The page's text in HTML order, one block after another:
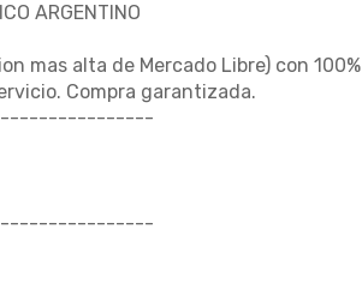
ARGENTINO
mas alta de Mercado Libre) con 100%
Compra garantizada.